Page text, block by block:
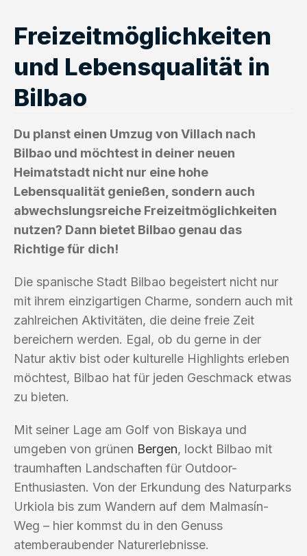
Freizeitmöglichkeiten
und Lebensqualität in
Bilbao
Du planst einen Umzug von Villach nach
Bilbao und möchtest in deiner neuen
Heimatstadt nicht nur eine hohe
Lebensqualität genießen, sondern auch
abwechslungsreiche Freizeitmöglichkeiten
nutzen? Dann bietet Bilbao genau das
Richtige für dich!
Die spanische Stadt Bilbao begeistert nicht nur
mit ihrem einzigartigen Charme, sondern auch mit
zahlreichen Aktivitäten, die deine freie Zeit
bereichern werden. Egal, ob du gerne in der
Natur aktiv bist oder kulturelle Highlights erleben
möchtest, Bilbao hat für jeden Geschmack etwas
zu bieten.
Mit seiner Lage am Golf von Biskaya und
umgeben von grünen Bergen, lockt Bilbao mit
traumhaften Landschaften für Outdoor-
Enthusiasten. Von der Erkundung des Naturparks
Urkiola bis zum Wandern auf dem Malmasín-
Weg – hier kommst du in den Genuss
atemberaubender Naturerlebnisse.